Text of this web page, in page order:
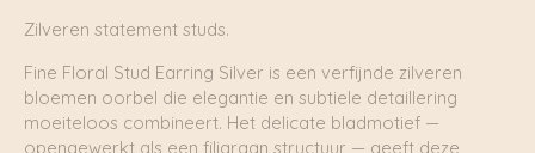
Zilveren statement studs.
Fine Floral Stud Earring Silver is een verfijnde zilveren
bloemen oorbel die elegantie en subtiele detaillering
moeiteloos combineert. Het delicate bladmotief —
opengewerkt als een filigraan structuur — geeft deze